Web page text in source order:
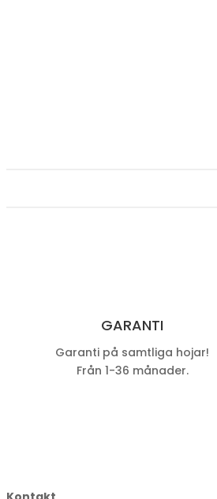
GARANTI
Garanti på samtliga hojar!
Från 1-36 månader.